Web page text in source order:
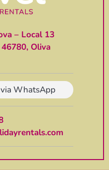
– Local 13
Oliva
WhatsApp